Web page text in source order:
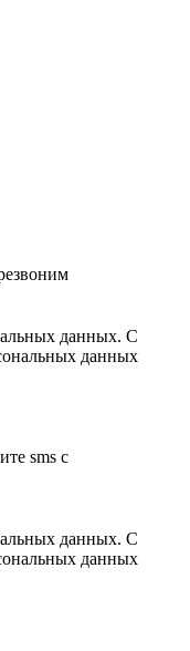
данных. С
данных
sms с
данных. С
данных